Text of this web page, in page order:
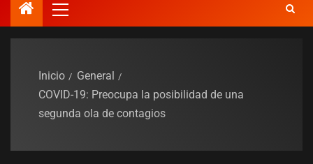
Inicio
General
COVID-19: Preocupa la posibilidad de una
segunda ola de contagios